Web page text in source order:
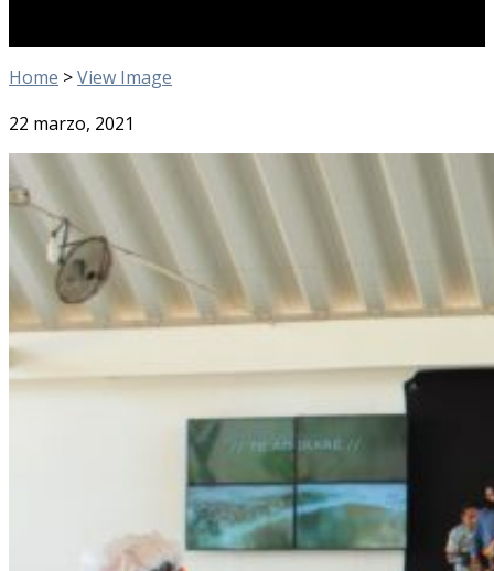
Home >View Image
22 marzo, 2021